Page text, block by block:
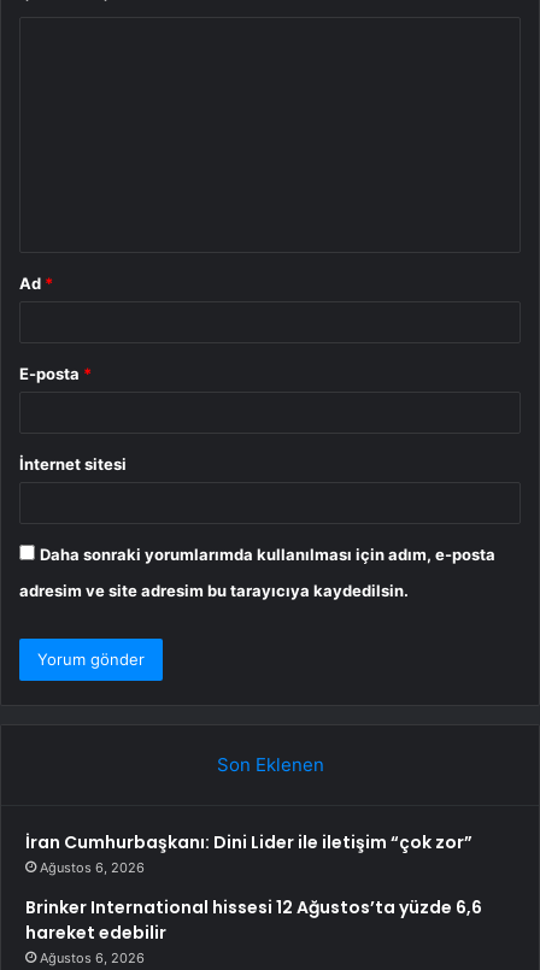
Ad *
E-posta *
İnternet sitesi
Daha sonraki yorumlarımda kullanılması için adım, e-posta
adresim ve site adresim bu tarayıcıya kaydedilsin.
Son Eklenen
İran Cumhurbaşkanı: Dini Lider ile iletişim “çok zor”
Ağustos 6, 2026
Brinker International hissesi 12 Ağustos’ta yüzde 6,6
hareket edebilir
Ağustos 6, 2026